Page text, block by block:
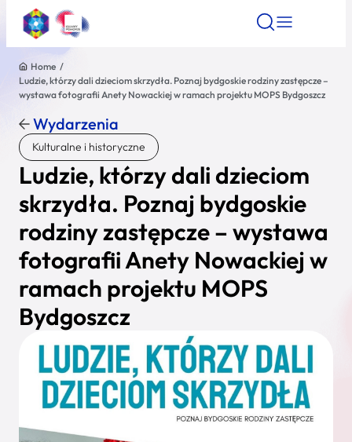
Znajdź atrakcję Znajdź artykuł Znajdź
Znajdź atrakcję
Nazwa atrakcji
Miasto
Kategoria
Wyszukaj
Home /
Ludzie, którzy dali dzieciom skrzydła. Poznaj bydgoskie rodziny zastępcze –
wystawa fotografii Anety Nowackiej w ramach projektu MOPS Bydgoszcz
Wydarzenia
Kulturalne i historyczne
Ludzie, którzy dali dzieciom
skrzydła. Poznaj bydgoskie
rodziny zastępcze – wystawa
fotografii Anety Nowackiej w
ramach projektu MOPS
Bydgoszcz